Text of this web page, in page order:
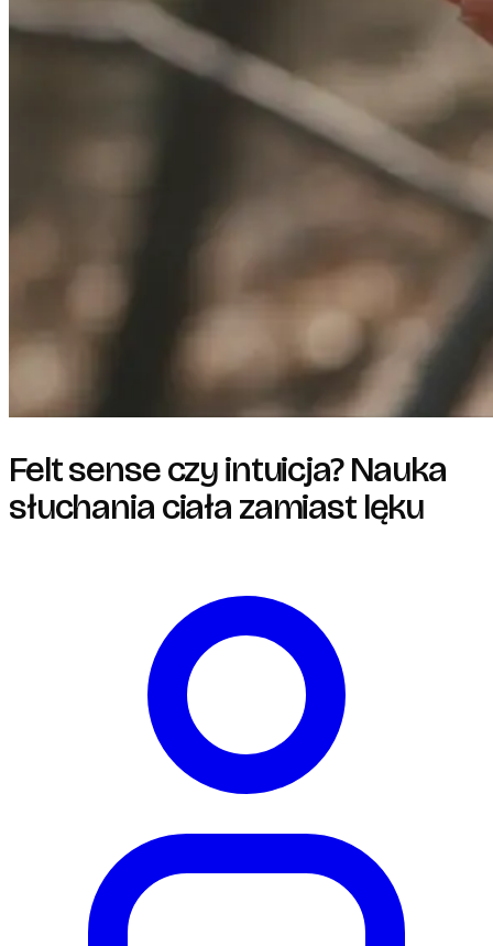
Felt sense czy intuicja? Nauka
słuchania ciała zamiast lęku